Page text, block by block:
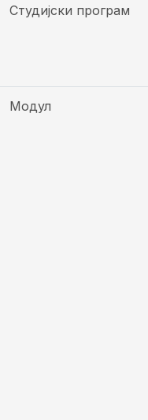
Студијски програм
Модул